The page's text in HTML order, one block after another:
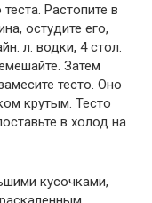
Растопите в
остудите его,
л. водки, 4 стол.
Затем
тесто. Оно
крутым. Тесто
в холод на
кусочками,